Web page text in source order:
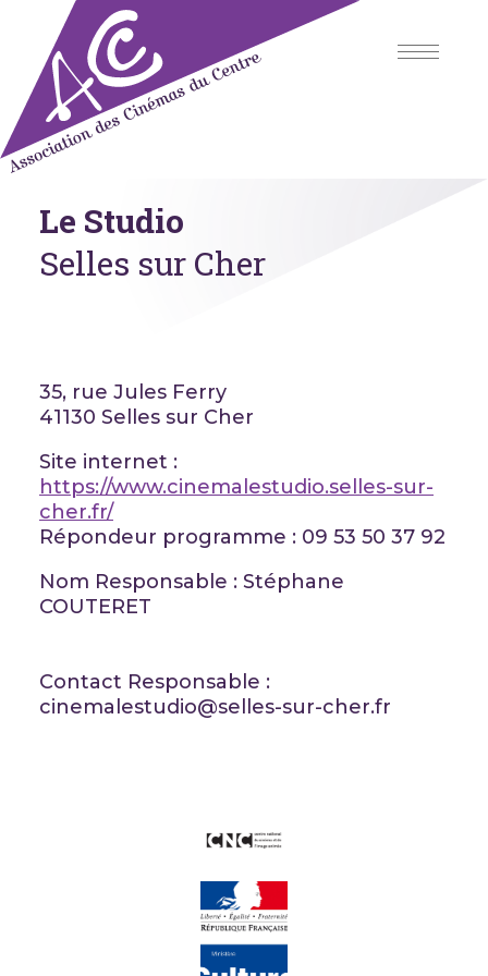
content
Centre
Le Studio
Selles sur Cher
35, rue Jules Ferry
41130 Selles sur Cher
Site internet :
https://www.cinemalestudio.selles-sur-
cher.fr/
Répondeur programme : 09 53 50 37 92
Nom Responsable : Stéphane
COUTERET
Contact Responsable :
cinemalestudio@selles-sur-cher.fr